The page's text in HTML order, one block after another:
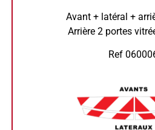
Avant + latéral +
Arrière 2 portes
Ref